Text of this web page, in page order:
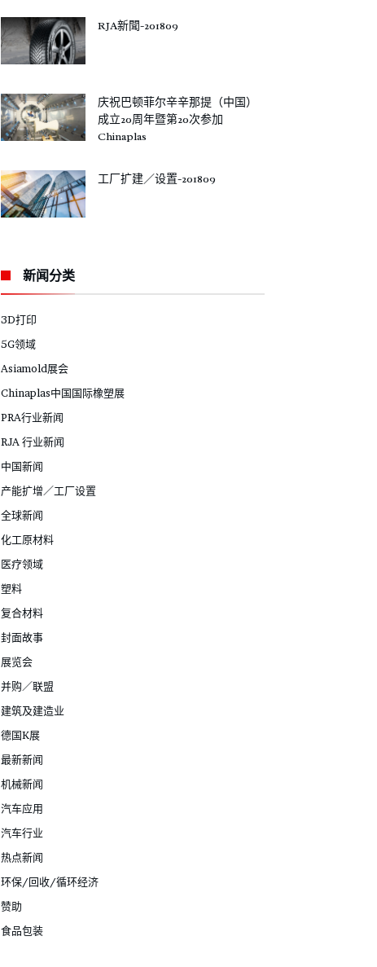
RJA新聞-201809
庆祝巴顿菲尔辛辛那提（中国）
成立20周年暨第20次参加
Chinaplas
工厂扩建／设置-201809
新闻分类
3D打印
5G领域
Asiamold展会
Chinaplas中国国际橡塑展
PRA行业新闻
RJA 行业新闻
中国新闻
产能扩增／工厂设置
全球新闻
化工原材料
医疗领域
塑料
复合材料
封面故事
展览会
并购／联盟
建筑及建造业
德国K展
最新新闻
机械新闻
汽车应用
汽车行业
热点新闻
环保/回收/循环经济
赞助
食品包装